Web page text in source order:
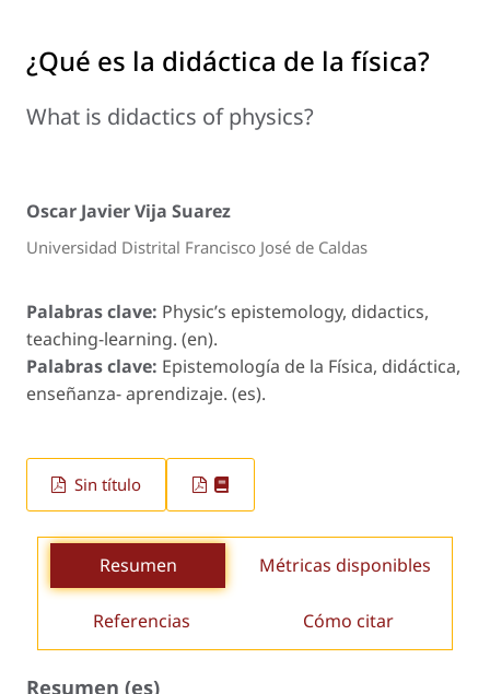
¿Qué es la didáctica de la física?
What is didactics of physics?
Oscar Javier Vija Suarez
Universidad Distrital Francisco José de Caldas
Palabras clave: Physic’s epistemology, didactics,
teaching-learning. (en).
Palabras clave: Epistemología de la Física, didáctica,
enseñanza- aprendizaje. (es).
Sin título
Resumen Métricas disponibles
Referencias Cómo citar
Resumen (es)